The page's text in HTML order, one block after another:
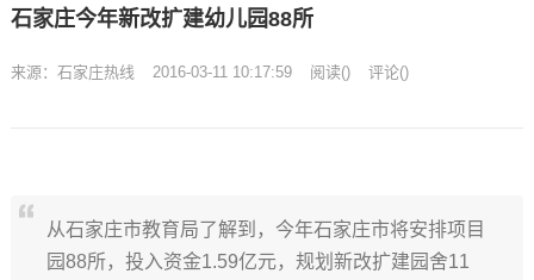
石家庄今年新改扩建幼儿园88所
来源： 石家庄热线 2016-03-11 10:17:59 阅读() 评论()
从石家庄市教育局了解到，今年石家庄市将安排项目
园88所，投入资金1.59亿元，规划新改扩建园舍11